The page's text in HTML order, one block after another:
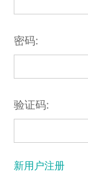
密码:
验证码:
新用户注册